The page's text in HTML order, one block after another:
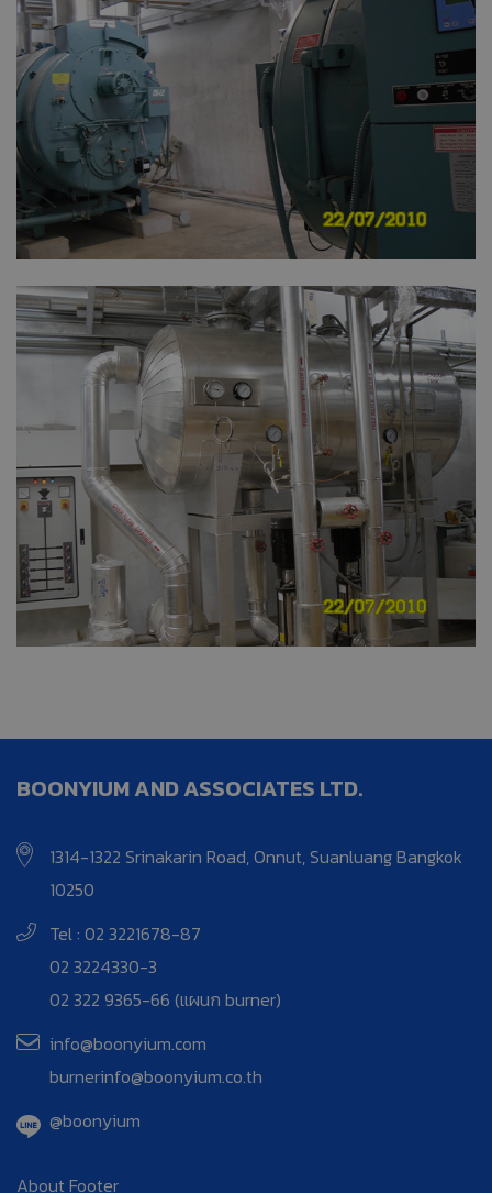
BOONYIUM AND ASSOCIATES LTD.
1314-1322 Srinakarin Road, Onnut, Suanluang Bangkok
10250
Tel : 02 3221678-87
02 3224330-3
02 322 9365-66 (แผนก burner)
info@boonyium.com
burnerinfo@boonyium.co.th
@boonyium
About Footer